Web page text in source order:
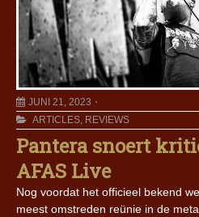
JUNI 21, 2023
ARTICLES, REVIEWS
Pantera snoert
AFAS Live
Nog voordat het officieel bekend
meest omstreden reünie in de